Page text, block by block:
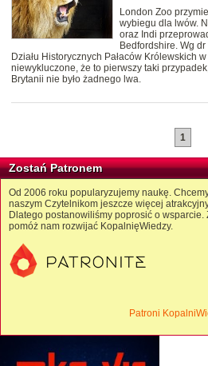
London Zoo
wybiegu dla lwów.
oraz Indi
Bedfordshire. Wg
Działu Historycznych Pałaców Królewskich
niewykluczone, że to pierwszy taki
Brytanii nie było żadnego lwa.
1
Zostań Patronem
Od 2006 roku popularyzujemy naukę.
naszym Czytelnikom jeszcze więcej
Dlatego postanowiliśmy poprosić o wsparcie.
pomóż nam rozwijać KopalnięWiedzy.
Patroni